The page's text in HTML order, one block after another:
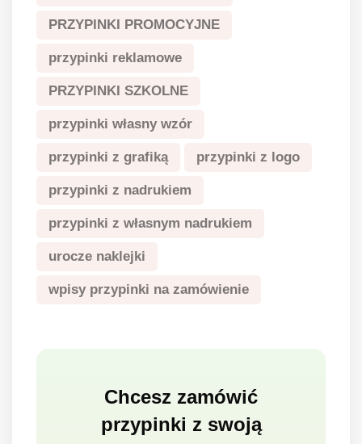
PRZYPINKI PROMOCYJNE
przypinki reklamowe
PRZYPINKI SZKOLNE
przypinki własny wzór
przypinki z grafiką przypinki z logo
przypinki z nadrukiem
przypinki z własnym nadrukiem
urocze naklejki
wpisy przypinki na zamówienie
Chcesz zamówić
przypinki z swoją